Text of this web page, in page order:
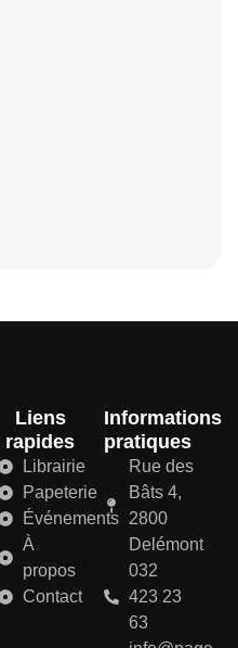
Liens
rapides
Librairie
Papeterie
Événements
À
propos
Contact
Informations
pratiques
Rue des
Bâts 4,
2800
Delémont
032
423 23
63